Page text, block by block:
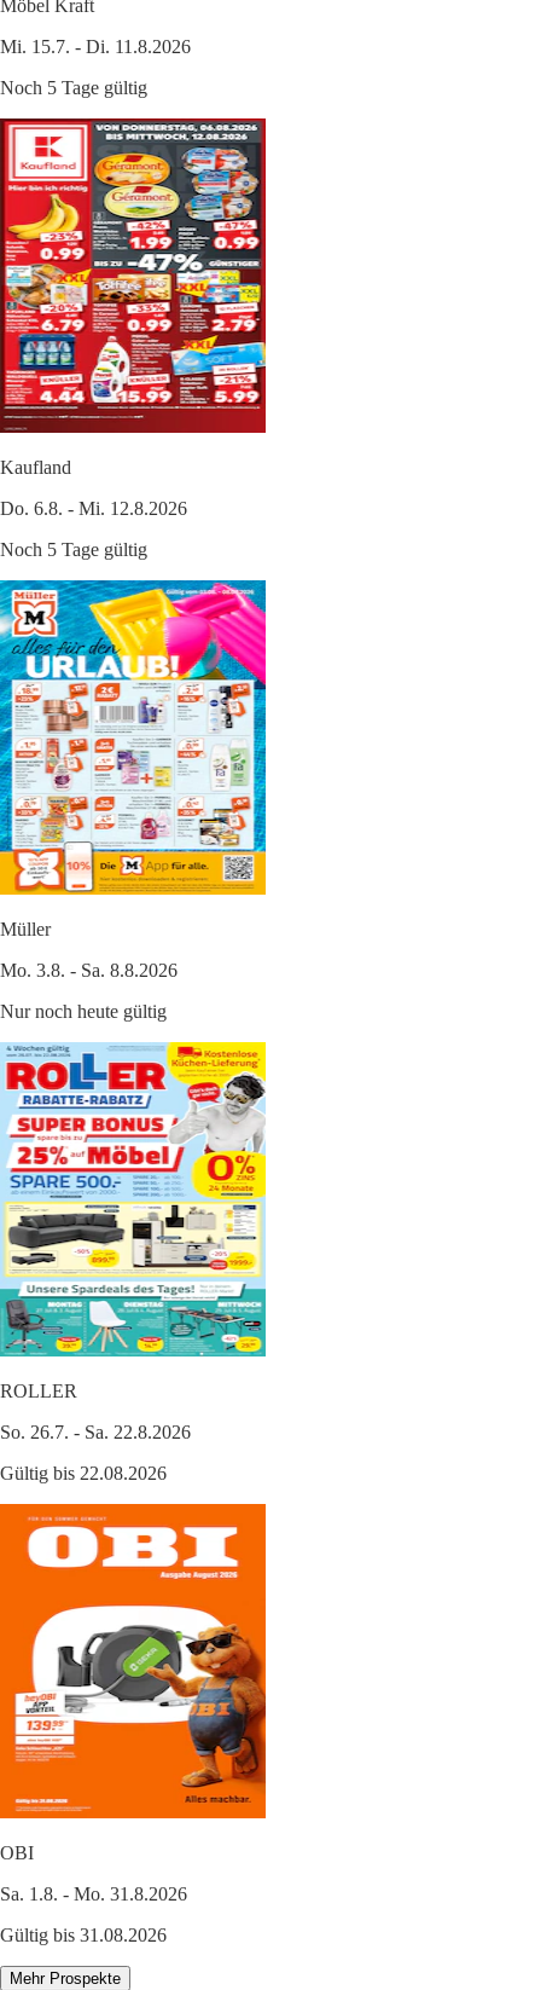
Möbel Kraft
Mi. 15.7. - Di. 11.8.2026
Noch 5 Tage gültig
Kaufland
Do. 6.8. - Mi. 12.8.2026
Noch 5 Tage gültig
Müller
Mo. 3.8. - Sa. 8.8.2026
Nur noch heute gültig
ROLLER
So. 26.7. - Sa. 22.8.2026
Gültig bis 22.08.2026
OBI
Sa. 1.8. - Mo. 31.8.2026
Gültig bis 31.08.2026
Mehr Prospekte